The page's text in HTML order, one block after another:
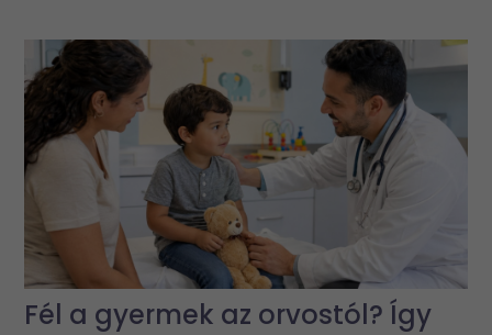
Fél a gyermek az orvostól? Így